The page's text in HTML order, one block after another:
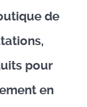
de
pour
en